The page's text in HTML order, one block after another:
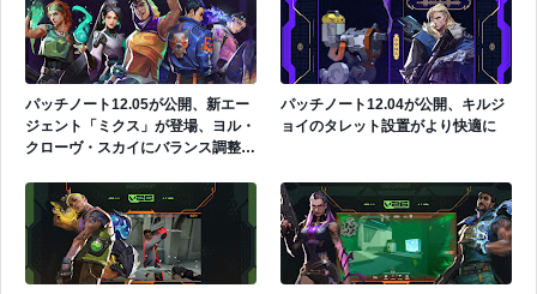
パッチノート12.05が公開、新エー
ジェント「ミクス」が登場、ヨル・
クローヴ・スカイにバランス調整が
パッチノート12.04が公開、キルジ
ョイのタレット設置がより快適に